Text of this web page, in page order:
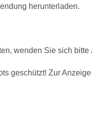
herunterladen.
wenden Sie sich bitte
geschützt! Zur